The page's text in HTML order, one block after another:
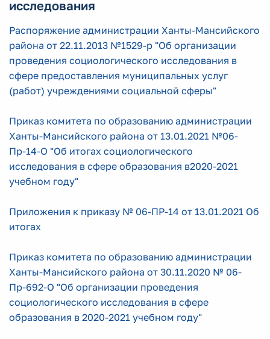
исследования
Распоряжение администрации Ханты-Мансийского
района от 22.11.2013 №1529-р "Об организации
проведения социологического исследования в
сфере предоставления муниципальных услуг
(работ) учреждениями социальной сферы"
Приказ комитета по образованию администрации
Ханты-Мансийского района от 13.01.2021 №06-
Пр-14-О "Об итогах социологического
исследования в сфере образования в2020-2021
учебном году"
Приложения к приказу № 06-ПР-14 от 13.01.2021 Об
итогах
Приказ комитета по образованию администрации
Ханты-Мансийского района от 30.11.2020 № 06-
Пр-692-О "Об организации проведения
социологического исследования в сфере
образования в 2020-2021 учебном году"